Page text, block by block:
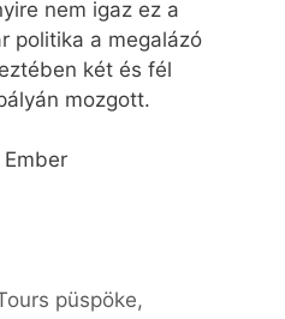
nem igaz ez a
politika a megalázó
két és fél
mozgott.
püspöke,